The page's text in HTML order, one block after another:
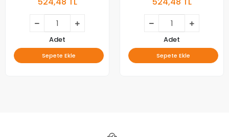
Adet
Sepete Ekle
Adet
Sepete Ekle